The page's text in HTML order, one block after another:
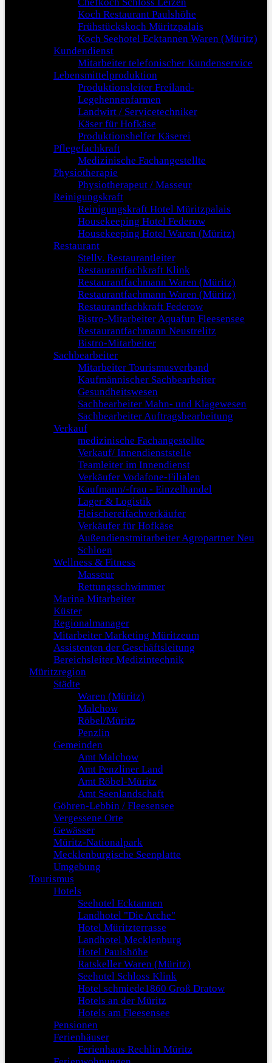
Koch Restaurant Paulshöhe
Frühstückskoch Müritzpalais
Koch Seehotel Ecktannen Waren (Müritz)
Kundendienst
Mitarbeiter telefonischer Kundenservice
Lebensmittelproduktion
Produktionsleiter Freiland-
Legehennenfarmen
Landwirt / Servicetechniker
Käser für Hofkäse
Produktionshelfer Käserei
Pflegefachkraft
Medizinische Fachangestellte
Physiotherapie
Physiotherapeut / Masseur
Reinigungskraft
Reinigungskraft Hotel Müritzpalais
Housekeeping Hotel Federow
Housekeeping Hotel Waren (Müritz)
Restaurant
Stellv. Restaurantleiter
Restaurantfachkraft Klink
Restaurantfachmann Waren (Müritz)
Restaurantfachmann Waren (Müritz)
Restaurantfachkraft Federow
Bistro-Mitarbeiter Aquafun Fleesensee
Restaurantfachmann Neustrelitz
Bistro-Mitarbeiter
Sachbearbeiter
Mitarbeiter Tourismusverband
Kaufmännischer Sachbearbeiter
Gesundheitswesen
Sachbearbeiter Mahn- und Klagewesen
Sachbearbeiter Auftragsbearbeitung
Verkauf
medizinische Fachangestellte
Verkauf/ Innendienststelle
Teamleiter im Innendienst
Verkäufer Vodafone-Filialen
Kaufmann/-frau - Einzelhandel
Lager & Logistik
Fleischereifachverkäufer
Verkäufer für Hofkäse
Außendienstmitarbeiter Agropartner Neu
Schloen
Wellness & Fitness
Masseur
Rettungsschwimmer
Marina Mitarbeiter
Küster
Regionalmanager
Mitarbeiter Marketing Müritzeum
Assistenten der Geschäftsleitung
Bereichsleiter Medizintechnik
Müritzregion
Städte
Waren (Müritz)
Malchow
Röbel/Müritz
Penzlin
Gemeinden
Amt Malchow
Amt Penzliner Land
Amt Röbel-Müritz
Amt Seenlandschaft
Göhren-Lebbin / Fleesensee
Vergessene Orte
Gewässer
Müritz-Nationalpark
Mecklenburgische Seenplatte
Umgebung
Tourismus
Hotels
Seehotel Ecktannen
Landhotel "Die Arche"
Hotel Müritzterrasse
Landhotel Mecklenburg
Hotel Paulshöhe
Ratskeller Waren (Müritz)
Seehotel Schloss Klink
Hotel schmiede1860 Groß Dratow
Hotels an der Müritz
Hotels am Fleesensee
Pensionen
Ferienhäuser
Ferienhaus Rechlin Müritz